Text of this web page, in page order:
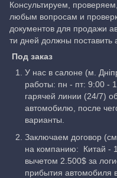
Консультируем,
любым вопросам и
документов для продажи
ти дней должны поставить
Под заказ
У нас в салоне (м.
работы: пн - пт: 9:00 -
гарячей линии (24/7)
автомобилю, после
варианты.
Заключаем договор
на компанию: Китай -
вычетом 2.500$ за
прибытия автомобиля